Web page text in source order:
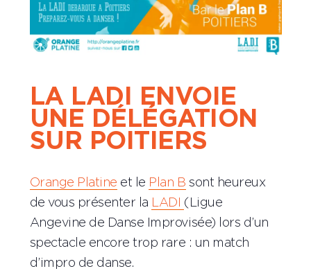
LA LADI ENVOIE
UNE DÉLÉGATION
SUR POITIERS
Orange Platine et le Plan B sont heureux
de vous présenter la LADI (Ligue
Angevine de Danse Improvisée) lors d’un
spectacle encore trop rare : un match
d’impro de danse.